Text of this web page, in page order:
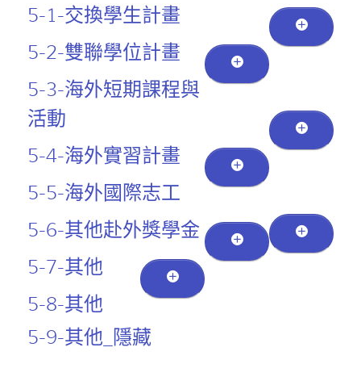
5-1-交換學生計畫
5-1-1-申請簡章
5-1-2-申請流程
5-1-3-交換學校資訊
5-1-3-1-海外地區
5-1-3-2-大陸地區
5-1-4-歷屆交換資訊
5-1-4-1-交換名單
5-1-4-2-交換心得
5-1-5-交換獎學金
5-1-6-熱門校統計
5-1-7-常見問題
5-2-雙聯學位計畫
5-2-1-申請流程
5-2-2-學校資訊
5-2-3-雙聯獎學金
5-3-海外短期課程與
活動
5-3-1-申請流程
5-3-2-活動資訊
5-4-海外實習計畫
5-4-1-申請資訊
5-4-2-學海築夢獎學
金
5-5-海外國際志工
5-5-1-計畫緣起
5-5-2-服務目標
5-5-3-申請資訊
5-5-4-歷史回顧
5-6-其他赴外獎學金
5-6-1-博士生獎學金
5-6-2-其他獎學金
5-7-其他
5-7-1-
UMAP交換
5-8-其他
5-9-其他_隱藏